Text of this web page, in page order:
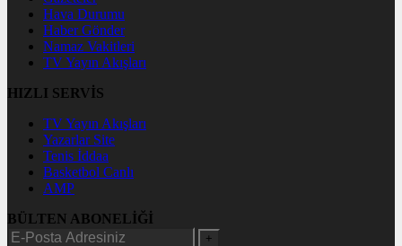
Hava Durumu
Haber Gönder
Namaz Vakitleri
TV Yayın Akışları
HIZLI SERVİS
TV Yayın Akışları
Yazarlar Site
Tenis İddaa
Basketbol Canlı
AMP
BÜLTEN ABONELİĞİ
+